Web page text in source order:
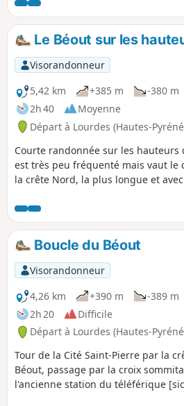
Le Béout sur les
Visorandonneur
5,42 km
+385 m
-380 m
2h 40
Moyenne
Départ à Lourdes (Hautes-
Courte randonnée sur les hauteurs
est très peu fréquenté mais vaut le
la crête Nord, la plus longue et
360° sur le pays lourdais. Du
découvre un belvédère avec
téléférique (sic) du Béout. Un peu
la grotte dite "Gouffre de Lourdes",
Boucle du Béout
Visorandonneur
4,26 km
+390 m
-389 m
2h 20
Difficile
Départ à Lourdes (Hautes-
Tour de la Cité Saint-Pierre par la
Béout, passage par la croix
l'ancienne station du téléférique